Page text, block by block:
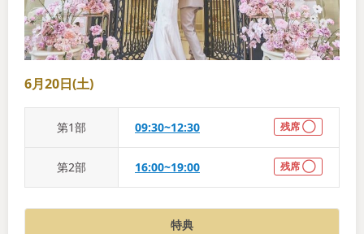
6月20日(土)
第1部 09:30~12:30 残席 ◯
第2部 16:00~19:00 残席 ◯
特典